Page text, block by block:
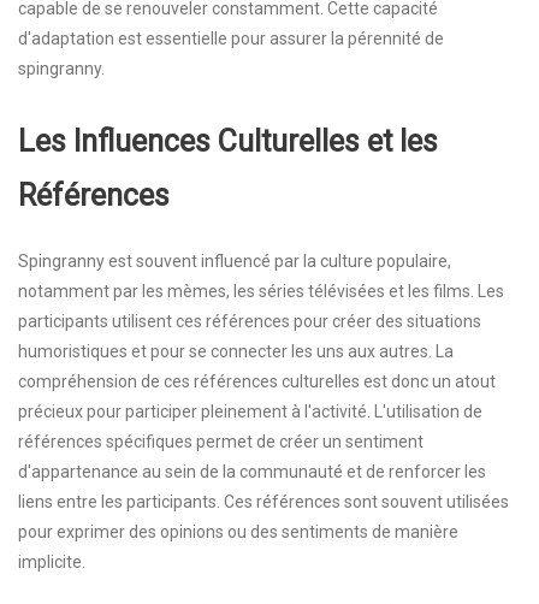
capable de se renouveler constamment. Cette capacité
d'adaptation est essentielle pour assurer la pérennité de
spingranny.
Les Influences Culturelles et les
Références
Spingranny est souvent influencé par la culture populaire,
notamment par les mèmes, les séries télévisées et les films. Les
participants utilisent ces références pour créer des situations
humoristiques et pour se connecter les uns aux autres. La
compréhension de ces références culturelles est donc un atout
précieux pour participer pleinement à l'activité. L'utilisation de
références spécifiques permet de créer un sentiment
d'appartenance au sein de la communauté et de renforcer les
liens entre les participants. Ces références sont souvent utilisées
pour exprimer des opinions ou des sentiments de manière
implicite.